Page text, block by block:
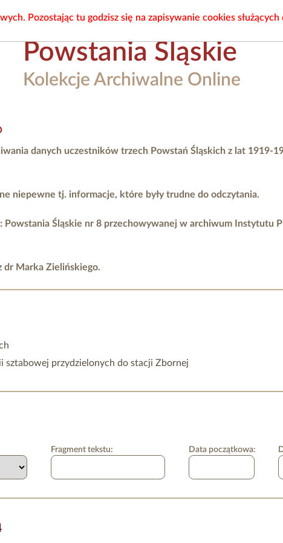
Powstania Śląskie
Kolekcje Archiwalne Online
danych uczestników trzech Powstań Śląskich z lat 1919-
niepewne tj. informacje, które były trudne do odczytania.
Śląskie nr 8 przechowywanej w archiwum Instytutu
dr Marka Zielińskiego.
sztabowej przydzielonych do stacji Zbornej
Fragment tekstu: Data początkowa:
Pozostając tu godzisz się na zapisywanie cookies